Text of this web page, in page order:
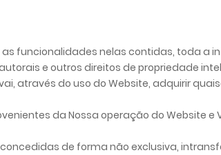
as funcionalidades nelas contidas, toda
e outros direitos de propriedade
através do uso do Website, adquirir
da Nossa operação do Website
concedidas de forma não exclusiva,